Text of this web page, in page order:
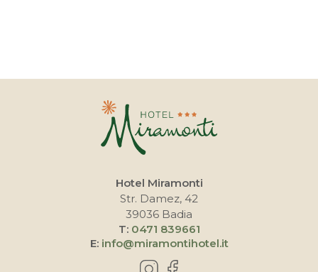
Hotel Miramonti
Str. Damez, 42
39036 Badia
T: 0471 839661
E: info@miramontihotel.it